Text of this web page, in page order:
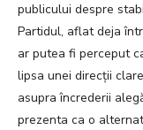
publicului despre
Partidul, aflat deja
ar putea fi perceput
lipsa unei direcții
asupra încrederii
prezenta ca o